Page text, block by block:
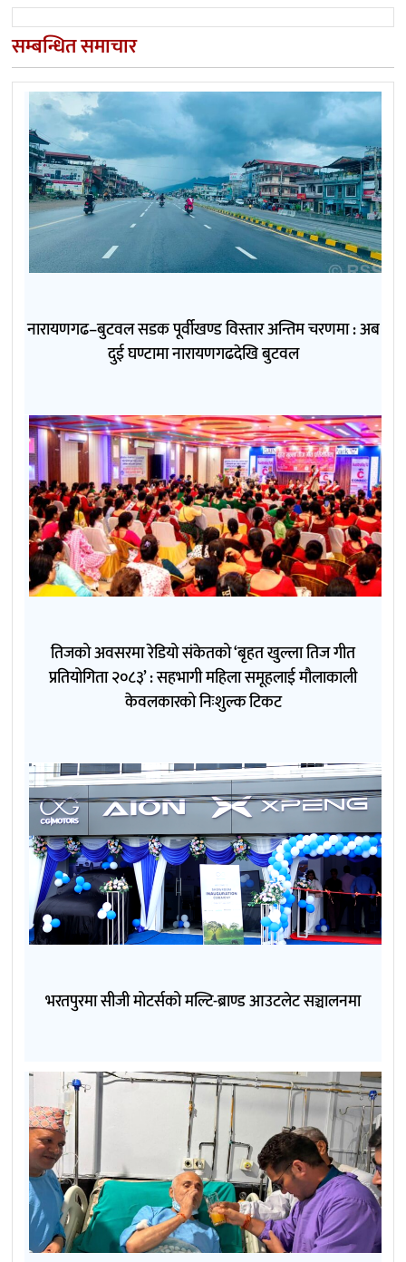
सम्बन्धित समाचार
नारायणगढ–बुटवल सडक पूर्वीखण्ड विस्तार अन्तिम चरणमा : अब
दुई घण्टामा नारायणगढदेखि बुटवल
तिजको अवसरमा रेडियो संकेतको ‘बृहत खुल्ला तिज गीत
प्रतियोगिता २०८३’ : सहभागी महिला समूहलाई मौलाकाली
केवलकारको निःशुल्क टिकट
भरतपुरमा सीजी मोटर्सको मल्टि-ब्राण्ड आउटलेट सञ्चालनमा